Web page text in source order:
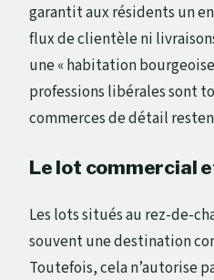
garantit aux résidents un
flux de clientèle ni
une « habitation
professions libérales sont
commerces de détail
Le lot commercial
Les lots situés au rez-de-
souvent une destination
Toutefois, cela n’autorise